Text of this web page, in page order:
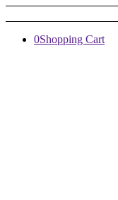
0Shopping Cart